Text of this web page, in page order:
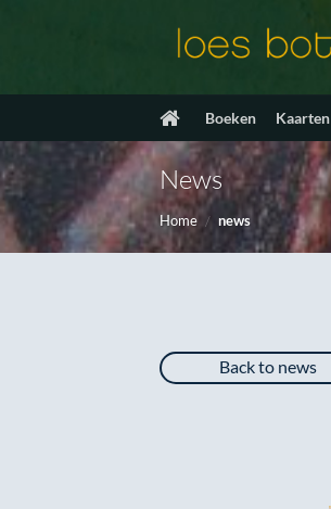
Boeken Kaarten
News
Home / news
Back to news